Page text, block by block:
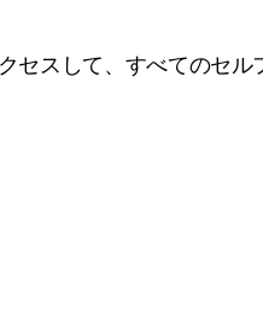
スして、すべてのセ